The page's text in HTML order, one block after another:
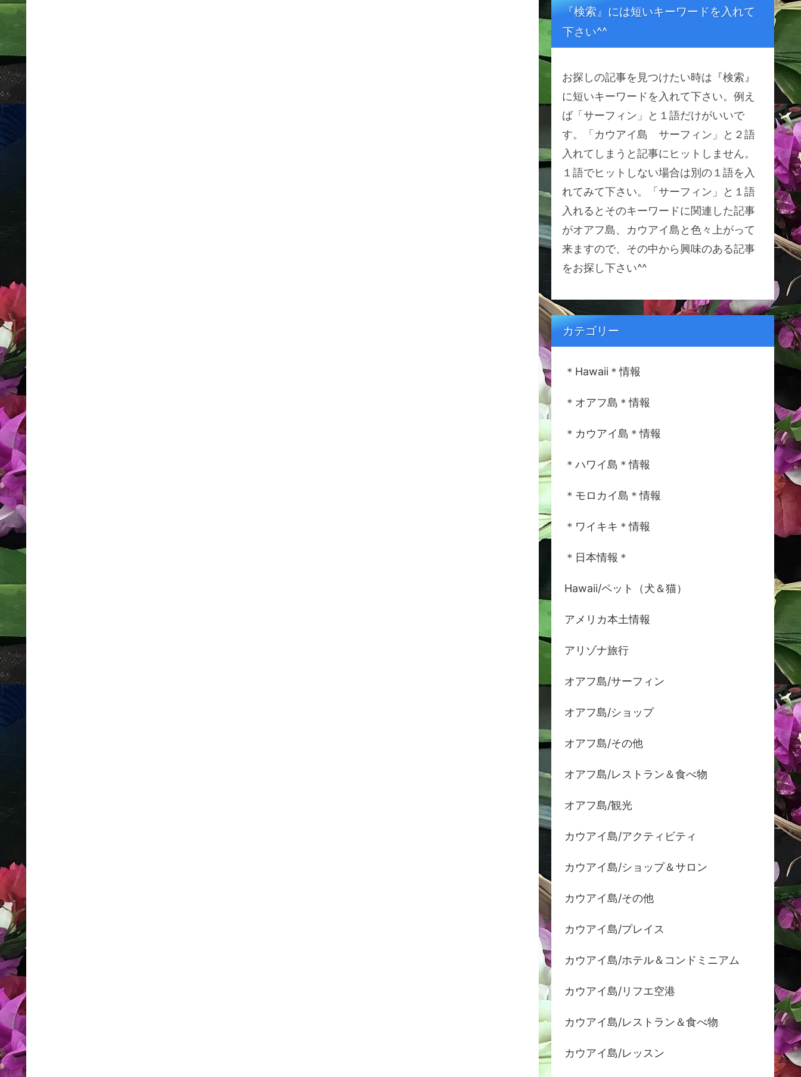
『検索』には短いキーワードを入れて
下さい^^
お探しの記事を見つけたい時は『検索』
に短いキーワードを入れて下さい。例え
ば「サーフィン」と１語だけがいいで
す。「カウアイ島 サーフィン」と２語
入れてしまうと記事にヒットしません。
１語でヒットしない場合は別の１語を入
れてみて下さい。「サーフィン」と１語
入れるとそのキーワードに関連した記事
がオアフ島、カウアイ島と色々上がって
来ますので、その中から興味のある記事
をお探し下さい^^
カテゴリー
＊Hawaii＊情報
＊オアフ島＊情報
＊カウアイ島＊情報
＊ハワイ島＊情報
＊モロカイ島＊情報
＊ワイキキ＊情報
＊日本情報＊
Hawaii/ペット（犬＆猫）
アメリカ本土情報
アリゾナ旅行
オアフ島/サーフィン
オアフ島/ショップ
オアフ島/その他
オアフ島/レストラン＆食べ物
オアフ島/観光
カウアイ島/アクティビティ
カウアイ島/ショップ＆サロン
カウアイ島/その他
カウアイ島/プレイス
カウアイ島/ホテル＆コンドミニアム
カウアイ島/リフエ空港
カウアイ島/レストラン＆食べ物
カウアイ島/レッスン